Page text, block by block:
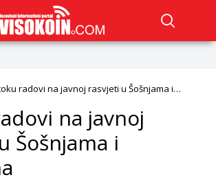
radovi na javnoj rasvjeti u Šošnjama i
na javnoj
Šošnjama i